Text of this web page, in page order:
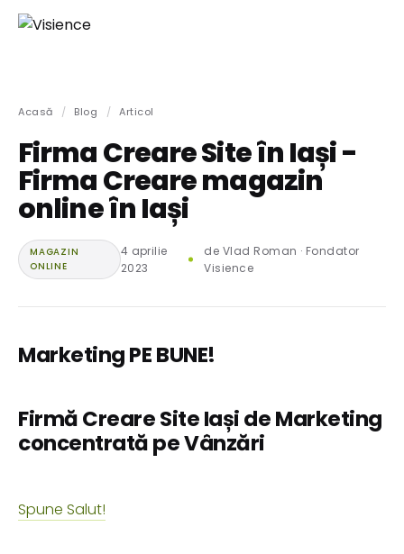
Acasă / Blog / Articol
Firma Creare Site în Iași -
Firma Creare magazin
online în Iași
MAGAZIN
ONLINE
4 aprilie
2023
de Vlad Roman · Fondator
Visience
Marketing PE BUNE!
Firmă Creare Site Iași de Marketing
concentrată pe Vânzări
Spune Salut!